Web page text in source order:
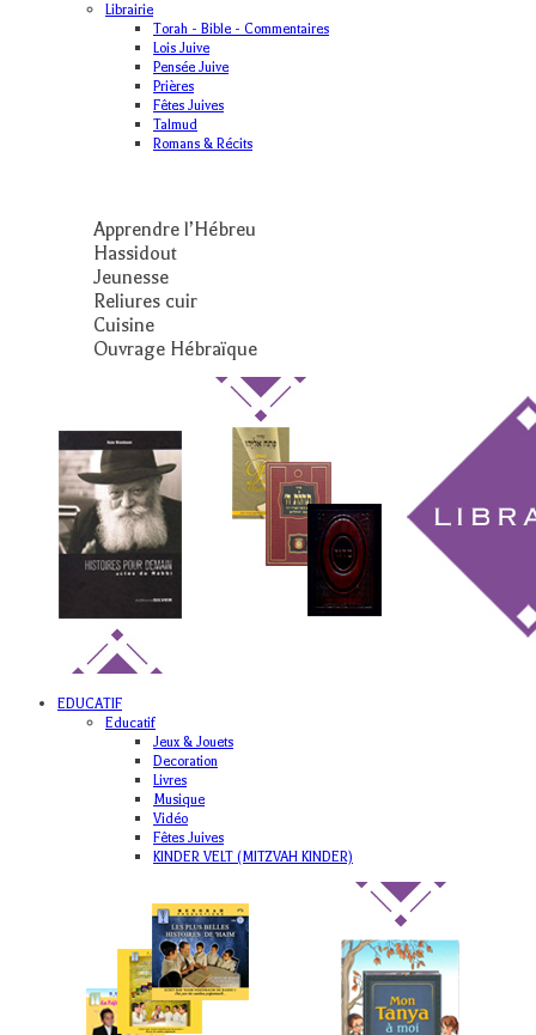
Librairie
Torah - Bible - Commentaires
Lois Juive
Pensée Juive
Prières
Fêtes Juives
Talmud
Romans & Récits
Apprendre l’Hébreu
Hassidout
Jeunesse
Reliures cuir
Cuisine
Ouvrage Hébraïque
EDUCATIF
Educatif
Jeux & Jouets
Decoration
Livres
Musique
Vidéo
Fêtes Juives
KINDER VELT (MITZVAH KINDER)